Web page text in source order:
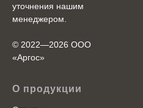
уточнения нашим
менеджером.
© 2022—2026 ООО
«Аргоc»
О продукции